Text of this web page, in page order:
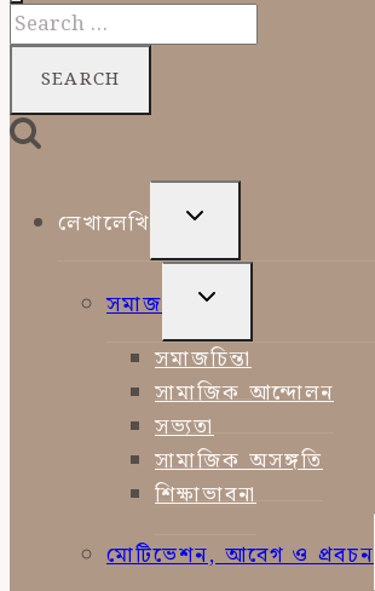
Search
for:
লেখালেখি
TOGGLE
MENU
সমাজ
TOGGLE
MENU
সমাজচিন্তা
সামাজিক আন্দোলন
সভ্যতা
সামাজিক অসঙ্গতি
শিক্ষাভাবনা
মোটিভেশন, আবেগ ও প্রবচন